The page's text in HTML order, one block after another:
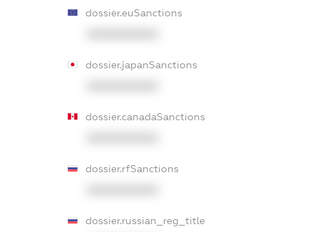
dossier.euSanctions
dossier.japanSanctions
dossier.canadaSanctions
dossier.rfSanctions
dossier.russian_reg_title